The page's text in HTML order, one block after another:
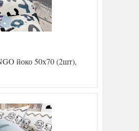
йоко 50х70 (2шт),